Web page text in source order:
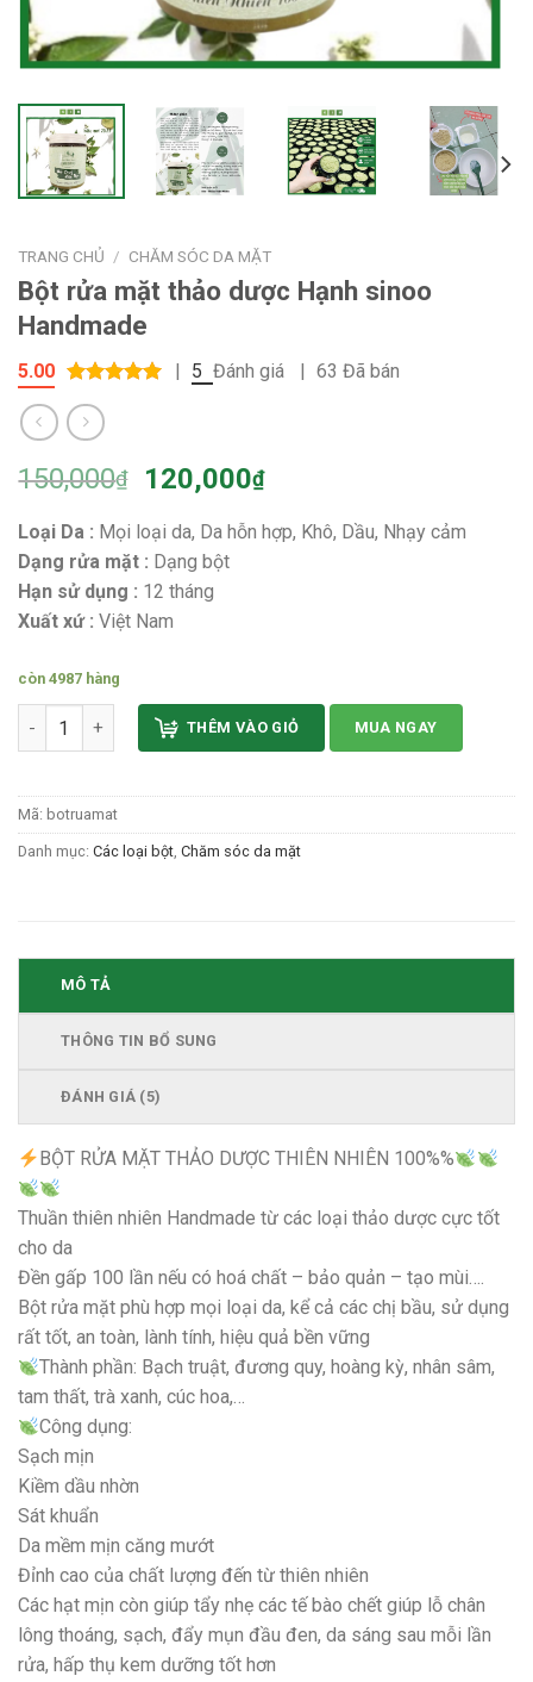
TRANG CHỦ / CHĂM SÓC DA MẶT
Bột rửa mặt thảo dược Hạnh sinoo
Handmade
5.00
5.00
5
| 5 Đánh giá | 63 Đã bán
150,000₫ 120,000₫
Loại Da : Mọi loại da, Da hỗn hợp, Khô, Dầu, Nhạy cảm
Dạng rửa mặt : Dạng bột
Hạn sử dụng : 12 tháng
Xuất xứ : Việt Nam
còn 4987 hàng
Bột rửa mặt thảo dược Hạnh sinoo Handmade số lượng
THÊM VÀO GIỎ MUA NGAY
Mã: botruamat
Danh mục: Các loại bột, Chăm sóc da mặt
MÔ TẢ
THÔNG TIN BỔ SUNG
ĐÁNH GIÁ (5)
BỘT RỬA MẶT THẢO DƯỢC THIÊN NHIÊN 100%%
Thuần thiên nhiên Handmade từ các loại thảo dược cực tốt
cho da
Đền gấp 100 lần nếu có hoá chất – bảo quản – tạo mùi….
Bột rửa mặt phù hợp mọi loại da, kể cả các chị bầu, sử dụng
rất tốt, an toàn, lành tính, hiệu quả bền vững
Thành phần: Bạch truật, đương quy, hoàng kỳ, nhân sâm,
tam thất, trà xanh, cúc hoa,…
Công dụng:
Sạch mịn
Kiềm dầu nhờn
Sát khuẩn
Da mềm mịn căng mướt
Đỉnh cao của chất lượng đến từ thiên nhiên
Các hạt mịn còn giúp tẩy nhẹ các tế bào chết giúp lỗ chân
lông thoáng, sạch, đẩy mụn đầu đen, da sáng sau mỗi lần
rửa, hấp thụ kem dưỡng tốt hơn